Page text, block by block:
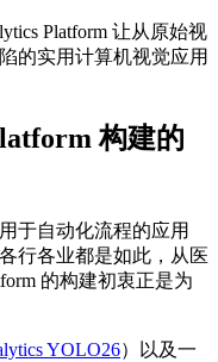
Platform 让从原始视
的实用计算机视觉应用
构建的
于自动化流程的应用
行各业都是如此，从医
的构建初衷正是为
YOLO26）以及一